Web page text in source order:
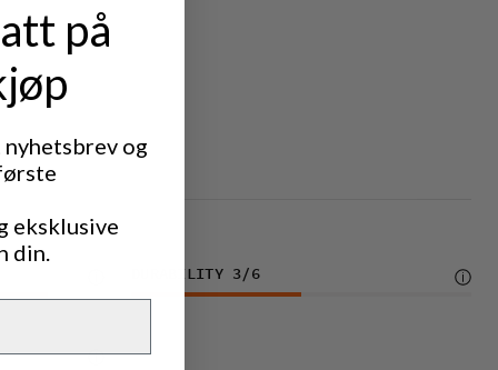
DURABILITY 3/6
på
og
eksklusive
din.